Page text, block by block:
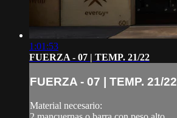
1:01:53
FUERZA - 07 | TEMP. 21/22
FUERZA - 07 | TEMP. 21/22
Material necesario: